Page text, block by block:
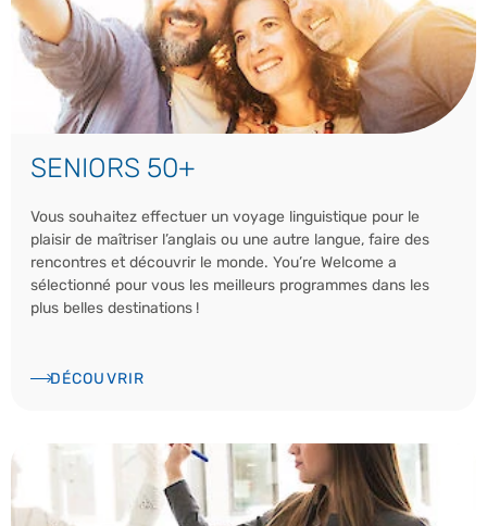
SENIORS 50+
Vous souhaitez effectuer un voyage linguistique pour le
plaisir de maîtriser l’anglais ou une autre langue, faire des
rencontres et découvrir le monde. You’re Welcome a
sélectionné pour vous les meilleurs programmes dans les
plus belles destinations !
DÉCOUVRIR